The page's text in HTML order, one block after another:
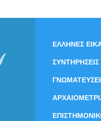
ΕΛΛΗΝΕΣ
ΣΥΝΤΗΡΗΣΕΙΣ